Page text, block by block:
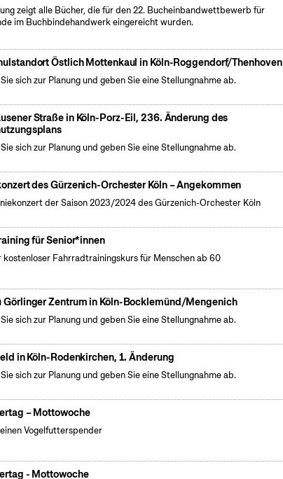
zeigt alle Bücher, die für den 22. Bucheinbandwettbewerb für
im Buchbindehandwerk eingereicht wurden.
Östlich Mottenkaul in Köln-Roggendorf/Thenhoven
sich zur Planung und geben Sie eine Stellungnahme ab.
Straße in Köln-Porz-Eil, 236. Änderung des
sich zur Planung und geben Sie eine Stellungnahme ab.
des Gürzenich-Orchester Köln – Angekommen
der Saison 2023/2024 des Gürzenich-Orchester Köln
für Senior*innen
kostenloser Fahrradtrainingskurs für Menschen ab 60
Görlinger Zentrum in Köln-Bocklemünd/Mengenich
sich zur Planung und geben Sie eine Stellungnahme ab.
in Köln-Rodenkirchen, 1. Änderung
sich zur Planung und geben Sie eine Stellungnahme ab.
– Mottowoche
Vogelfutterspender
- Mottowoche